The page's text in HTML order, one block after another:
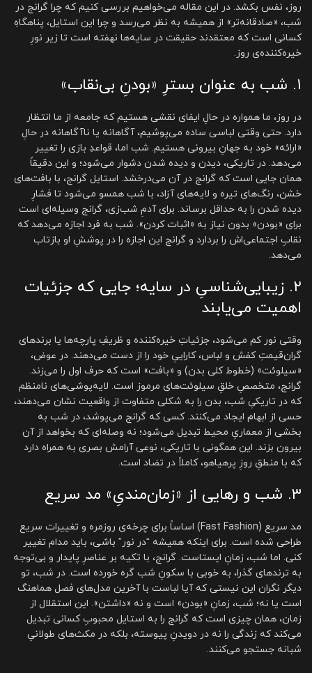
روز، نفس بکشد. در این مقاله می‌خواهیم بررسی کنیم که چرا گرانج در
شب، «صادقانه‌تر» از همیشه به نظر می‌رسد و چرا این استایل، پناهگاهِ
کسانی است که معتقدند حقیقت در سایه‌ها نهفته است تا زیر نورِ
خیره‌کننده‌ی روز.
۱. شب به عنوان بسترِ «بودنِ بی‌نقاب»
در روز، ما همواره در حالِ ایفای نقشی هستیم که جامعه از ما انتظار
دارد. حتی وقتی لباسی ساده می‌پوشیم، آگاهانه یا ناآگاهانه در حالِ
«ارائه» خود به جهانِ بیرونی هستیم. شب اما، قواعدِ بازی را تغییر
می‌دهد. در تاریکی، دیدن و دیده شدن دشوار می‌شود؛ و این دقیقاً
همان جایی است که گرانج در آن می‌درخشد. استایل گرانج، با بافت‌های
خشن، رنگ‌های تیره و لایه‌های آزاد، با شب همسو می‌شود تا فشارِ
دیده شدن را به حداقل برساند. برای آدمِ شب‌زی، گرانج وسیله‌ای است
برای «بودن» بدون نیاز به «اثبات کردن». شب به فرد اجازه می‌دهد که
نقابِ اجتماعی‌اش را بردارد و گرانج این اجازه را در پوششِ او بازتاب
می‌دهد.
۲. زیبایی‌شناسیِ در سایه؛ جایی که جزئیات
اهمیت می‌یابند
وقتی نور کم می‌شود، جزئیاتِ خیره‌کننده و ظریفِ پارچه‌ها یا برندهای
گران‌قیمتِ کفش و لباس، کاراییِ خود را از دست می‌دهند. در عوض،
«سیلوئت» (خطوط کلی بدن) و «بافت» است که حرف اول را می‌زند.
گرانج، متخصصِ خلقِ سیلوئت‌های مرموز است. لایه‌پوشی‌های نامنظم
که در تاریکیِ شب، بدن را به شکلی متفاوت از واقعیت نشان می‌دهند،
حسی از ابهام ایجاد می‌کنند. کسی که گرانج می‌پوشد، در شب به
بخشی از معماریِ محیط تبدیل می‌شود؛ نه وصله‌ای که بخواهد از آن
بیرون بزند. این همگونی با تاریکی، نوعی آرامش بصری به همراه دارد
که با منطقِ روزِ پرهیاهو، کاملاً در تضاد است.
۳. شب و رهایی از «زمان‌مندیِ» مد سریع
مد سریع (Fast Fashion) اساساً برای چرخه‌ی روزمره و تغییرات سریع
طراحی شده است. برای اینکه همیشه “در نور” باشی، باید مدام تغییر
کنی. اما شب، زمانِ ایستاست. گرانج، با تکیه بر عناصرِ پایدار و بی‌توجه
به ترندهای گذرا، به خوبی با سکونِ شب گره خورده است. در شب، تو
دیگر نگران این نیستی که آیا لباست با آخرین مدل‌های فصل هماهنگ
است یا نه؛ شب، زمانِ «بودن» است و نه «داشتن». این استقلال از
زمان، همان چیزی است که گرانج را به استایل محبوبِ کسانی تبدیل
می‌کند که زندگی را نه در دویدنِ پیوسته، بلکه در مکث‌های طولانیِ
شبانه جستجو می‌کنند.